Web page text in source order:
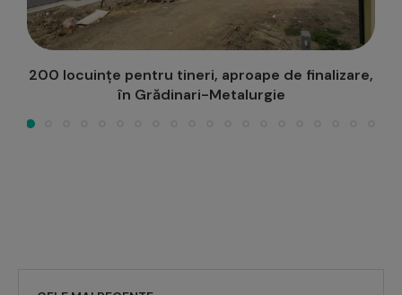
Semaforizare continuă în intersecția Podu Roș,
pe perioada vacanței